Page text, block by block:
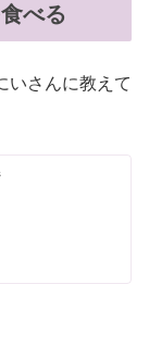
べる
いさんに教えて